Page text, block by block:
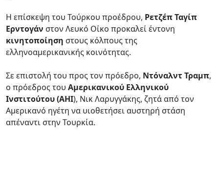
Η επίσκεψη του Τούρκου προέδρου, Ρετζέπ Ταγίπ
Ερντογάν στον Λευκό Οίκο προκαλεί έντονη
κινητοποίηση στους κόλπους της
ελληνοαμερικανικής κοινότητας.
Σε επιστολή του προς τον πρόεδρο, Ντόναλντ Τραμπ,
ο πρόεδρος του Αμερικανικού Ελληνικού
Ινστιτούτου (AHI), Νικ Λαρυγγάκης, ζητά από τον
Αμερικανό ηγέτη να υιοθετήσει αυστηρή στάση
απέναντι στην Τουρκία.